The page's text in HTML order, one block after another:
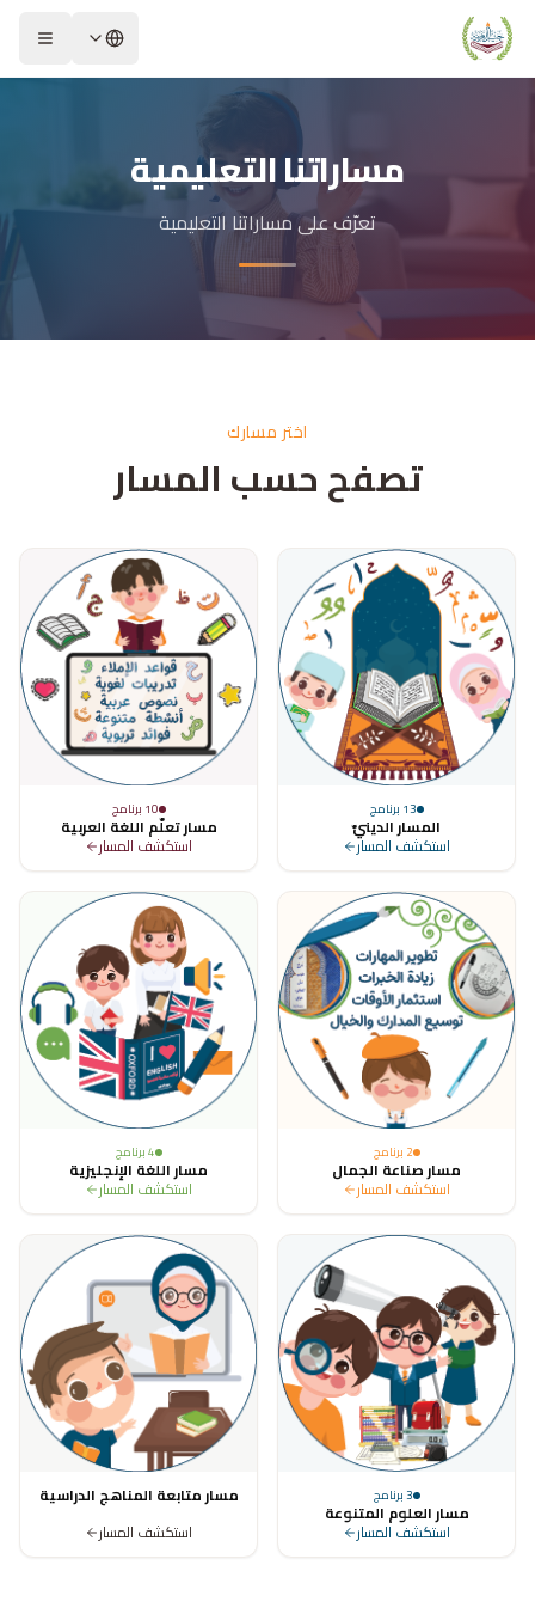
مساراتنا التعليمية
تعرّف على مساراتنا التعليمية
اختر مسارك
تصفح حسب المسار
13 برنامج
المسار الدينيّ
استكشف المسار
10 برنامج
مسار تعلّم اللغة العربية
استكشف المسار
2 برنامج
مسار صناعة الجمال
استكشف المسار
4برنامج
مسار اللغة الإنجليزية
استكشف المسار
3برنامج
مسار العلوم المتنوعة
استكشف المسار
مسار متابعة المناهج الدراسية
استكشف المسار